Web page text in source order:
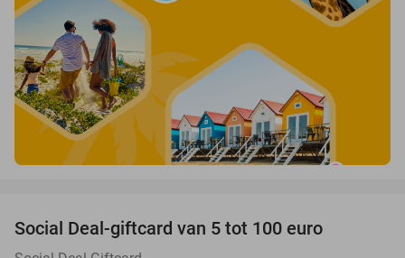
Social Deal-giftcard van 5 tot 100 euro